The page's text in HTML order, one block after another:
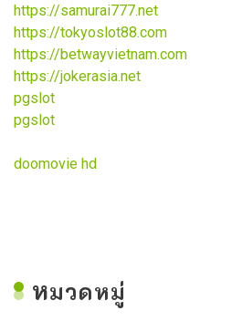
https://samurai777.net
https://tokyoslot88.com
https://betwayvietnam.com
https://jokerasia.net
pgslot
pgslot
doomovie hd
หมวดหมู่